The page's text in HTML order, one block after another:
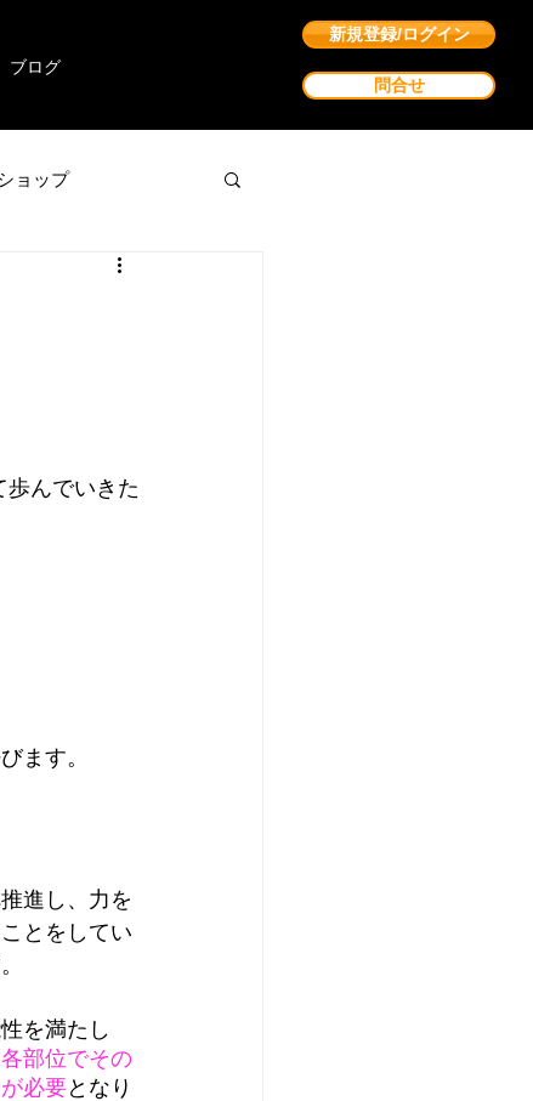
ブログ
新規登録/ログイン
問合せ
ョップ
歩んでいきた
ます。
進し、力を
とをしてい
を満たし
部位でその
必要となり